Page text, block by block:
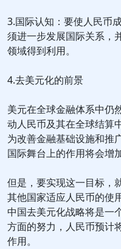
3.国际认知：要使人民币
须进一步发展国际关系，
领域得到利用。
4.去美元化的前景
美元在全球金融体系中仍
动人民币及其在全球结算
为改善金融基础设施和推
国际舞台上的作用将会增加
但是，要实现这一目标，
其他国家适应人民币的使
中国去美元化战略将是一
方面的努力，人民币预计
作用。